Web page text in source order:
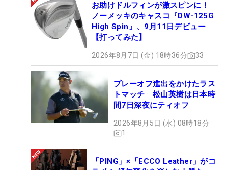
お助けドルフィンが激スピンに！
ノーメッキのキャスコ『DW-125G
High Spin』、9月11日デビュー
【打ってみた】
2026年8月7日 (金) 18時36分 33
プレーオフ進出をかけたラス
トマッチ 松山英樹は日本時
間7日深夜にティオフ
2026年8月5日 (水) 08時18分
1
「PING」×「ECCO Leather」がコ